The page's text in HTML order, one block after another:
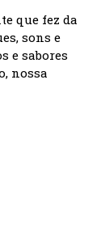
que fez da
sons e
e sabores
nossa